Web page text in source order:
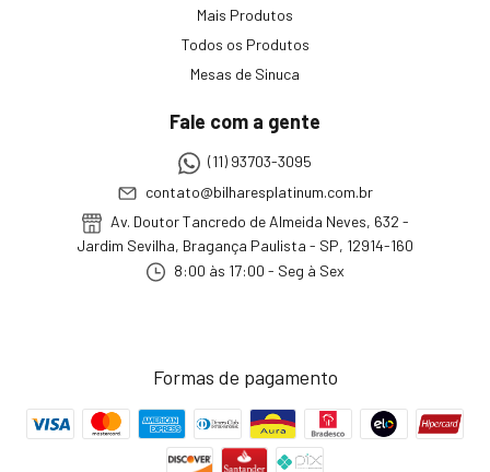
Mais Produtos
Todos os Produtos
Mesas de Sinuca
Fale com a gente
(11) 93703-3095
contato@bilharesplatinum.com.br
Av. Doutor Tancredo de Almeida Neves, 632 -
Jardim Sevilha, Bragança Paulista - SP, 12914-160
8:00 às 17:00 - Seg à Sex
Formas de pagamento